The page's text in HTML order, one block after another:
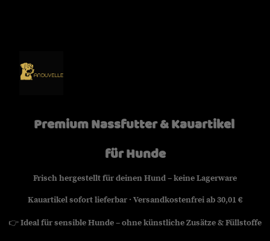
Premium Nassfutter & Kauartikel
für Hunde
Frisch hergestellt für deinen Hund – keine Lagerware
Kauartikel sofort lieferbar · Versandkostenfrei ab 30,01 €
👉Ideal für sensible Hunde – ohne künstliche Zusätze & Füllstoffe